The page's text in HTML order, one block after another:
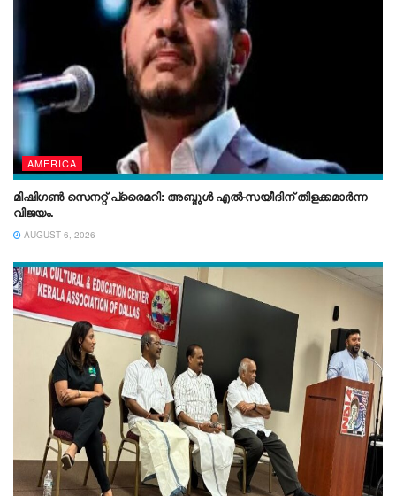
AMERICA
മിഷിഗൺ സെനറ്റ് പ്രൈമറി: അബ്ദുൾ എൽ-സയീദിന് തിളക്കമാർന്ന
വിജയം.
AUGUST 6, 2026